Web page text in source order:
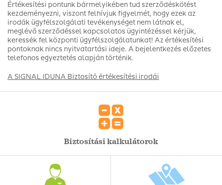
Értékesítési pontunk bármelyikében tud szerződéskötést
kezdeményezni, viszont felhívjuk figyelmét, hogy ezek az
irodák ügyfélszolgálati tevékenységet nem látnak el,
meglévő szerződéssel kapcsolatos ügyintézéssel kérjük,
keressék fel központi ügyfélszolgálatunkat! Az értékesítési
pontoknak nincs nyitvatartási ideje. A bejelentkezés előzetes
telefonos egyeztetés alapján történik.
A SIGNAL IDUNA Biztosító értékesítési irodái
Biztosítási kalkulátorok